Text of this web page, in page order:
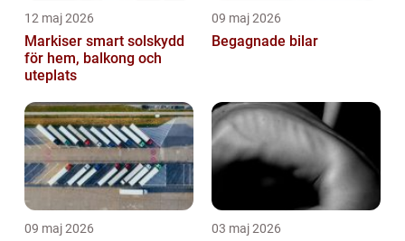
12 maj 2026
Markiser smart solskydd
för hem, balkong och
uteplats
09 maj 2026
Begagnade bilar
09 maj 2026 03 maj 2026